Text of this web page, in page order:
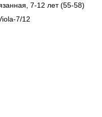
7-12 лет (55-58)
7/12